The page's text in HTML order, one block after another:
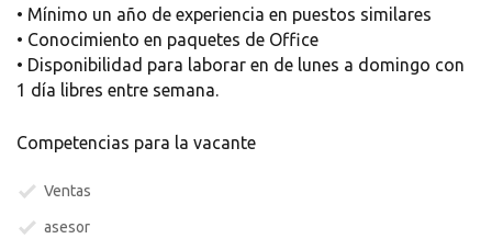
• Mínimo un año de experiencia en puestos similares
• Conocimiento en paquetes de Office
• Disponibilidad para laborar en de lunes a domingo con
1 día libres entre semana.
Competencias para la vacante
Ventas
asesor